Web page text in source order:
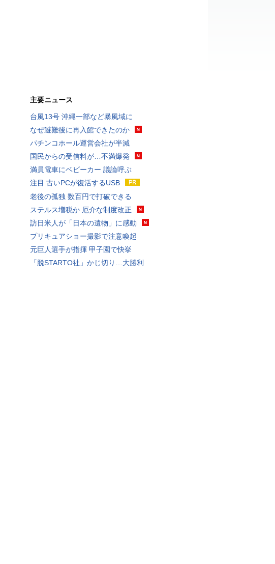
主要ニュース
台風13号 沖縄一部など暴風域に
なぜ避難後に再入館できたのか
パチンコホール運営会社が半減
国民からの受信料が…不満爆発
満員電車にベビーカー 議論呼ぶ
注目 古いPCが復活するUSB
老後の孤独 数百円で打破できる
ステルス増税か 厄介な制度改正
訪日米人が「日本の遺物」に感動
プリキュアショー撮影で注意喚起
元巨人選手が指揮 甲子園で快挙
「脱STARTO社」かじ切り…大勝利